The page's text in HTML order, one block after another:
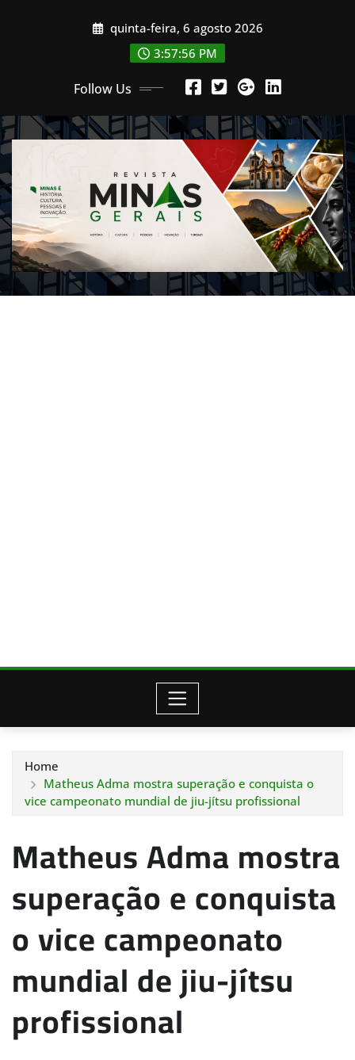
quinta-feira, 6 agosto 2026
3:57:59 PM
Follow Us
Home
Matheus Adma mostra superação e conquista o
vice campeonato mundial de jiu-jítsu profissional
Matheus Adma mostra
superação e conquista
o vice campeonato
mundial de jiu-jítsu
profissional